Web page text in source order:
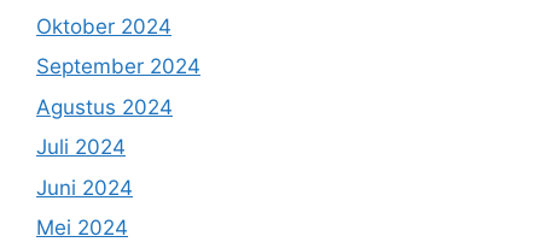
Oktober 2024
September 2024
Agustus 2024
Juli 2024
Juni 2024
Mei 2024